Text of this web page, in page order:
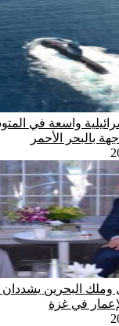
واسعة في
بالبحر الأحمر
وملك البحرين
في غزة